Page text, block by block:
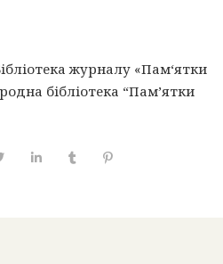
журналу «Пам‘ятки
бібліотека “Пам’ятки